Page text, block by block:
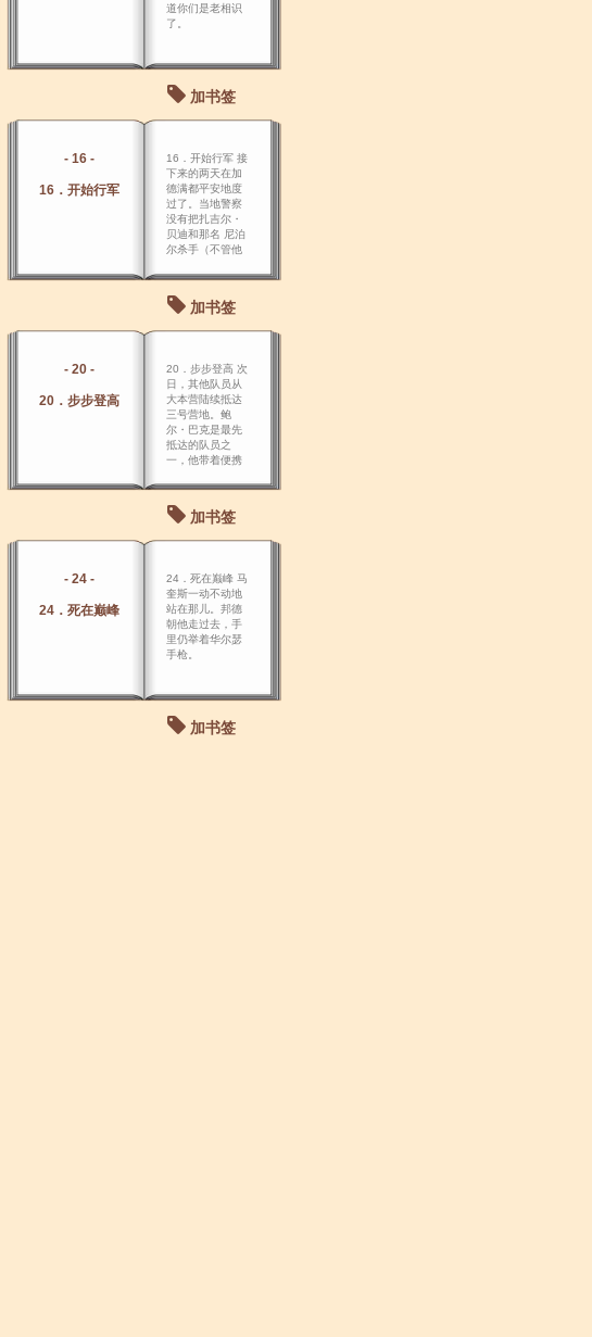
道你们是老相识
了。
加书签
- 16 -
16．开始行军
16．开始行军 接
下来的两天在加
德满都平安地度
过了。当地警察
没有把扎吉尔・
贝迪和那名 尼泊
尔杀手（不管他
员）之死与住在
雅克叶蒂旅馆的
这批登山者联 系
加书签
- 20 -
20．步步登高
20．步步登高 次
日，其他队员从
大本营陆续抵达
三号营地。鲍
尔・巴克是最先
抵达的队员之
一，他带着便携
个人用品。
加书签
- 24 -
24．死在巅峰
24．死在巅峰 马
奎斯一动不动地
站在那儿。邦德
朝他走过去，手
里仍举着华尔瑟
手枪。
加书签